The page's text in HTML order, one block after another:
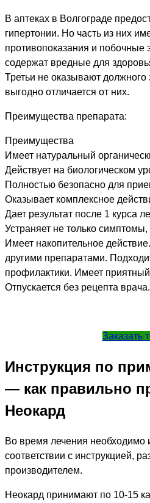
В аптеках в Волгограде
гипертонии. Но часть из них
противопоказания и
содержат вредные для
Третьи не оказывают
выгодно отличается от них.
Преимущества препарата:
Преимущества
Имеет натуральный
Действует на биологическом
Полностью безопасно для
Оказывает комплексное
Дает результат после 1 курса
Устраняет не только
Имеет накопительное
другими препаратами.
профилактики. Имеет приятный
Отпускается без рецепта врача.
Заказать
Инструкция по
— как правильно
Неокард
Во время лечения необходимо
соответствии с инструкцией,
производителем.
Неокард принимают по 10-15